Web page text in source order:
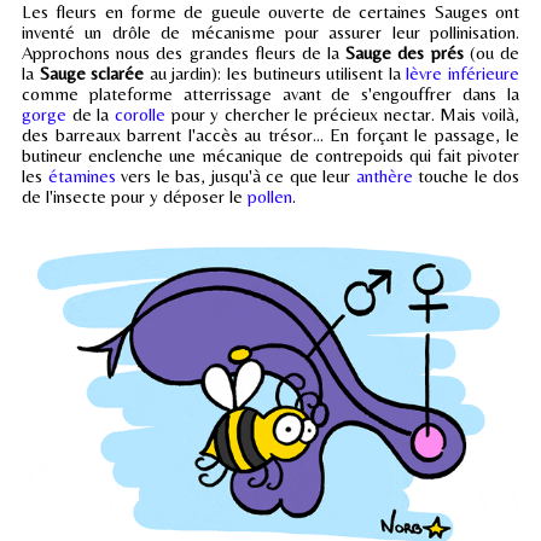
Les fleurs en forme de gueule ouverte de certaines Sauges ont
inventé un drôle de mécanisme pour assurer leur pollinisation.
Approchons nous des grandes fleurs de laSauge des prés(ou de
la Sauge sclarée au jardin): les butineurs utilisent lalèvre inférieure
comme plateforme atterrissage avant de s'engouffrer dans la
gorge de la corolle pour y chercher le précieux nectar. Mais voilà,
des barreaux barrent l'accès au trésor... En forçant le passage, le
butineur enclenche une mécanique de contrepoids qui fait pivoter
les étamines vers le bas, jusqu'à ce que leur anthère touche le dos
de l'insecte pour y déposer le pollen.